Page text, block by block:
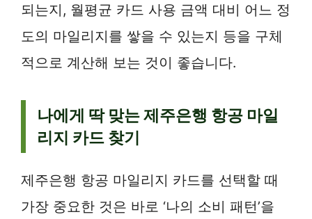
되는지, 월평균 카드 사용 금액 대비 어느 정
도의 마일리지를 쌓을 수 있는지 등을 구체
적으로 계산해 보는 것이 좋습니다.
나에게 딱 맞는 제주은행 항공 마일
리지 카드 찾기
제주은행 항공 마일리지 카드를 선택할 때
가장 중요한 것은 바로 ‘나의 소비 패턴’을